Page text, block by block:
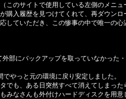
このサイトで使用している左側のメニ
購入履歴を見つけてくれて、再ダウン
していただき、この惨事の中で唯一の
外部にバックアップを取っていなかった
やっと元の環境に戻り安定しました。
でも、ある日突然すべて消えてしまっ
みなさんも外付けハードディスクを用